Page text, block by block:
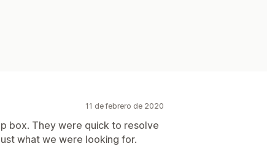
11 de febrero de 2020
box. They were quick to resolve
what we were looking for.